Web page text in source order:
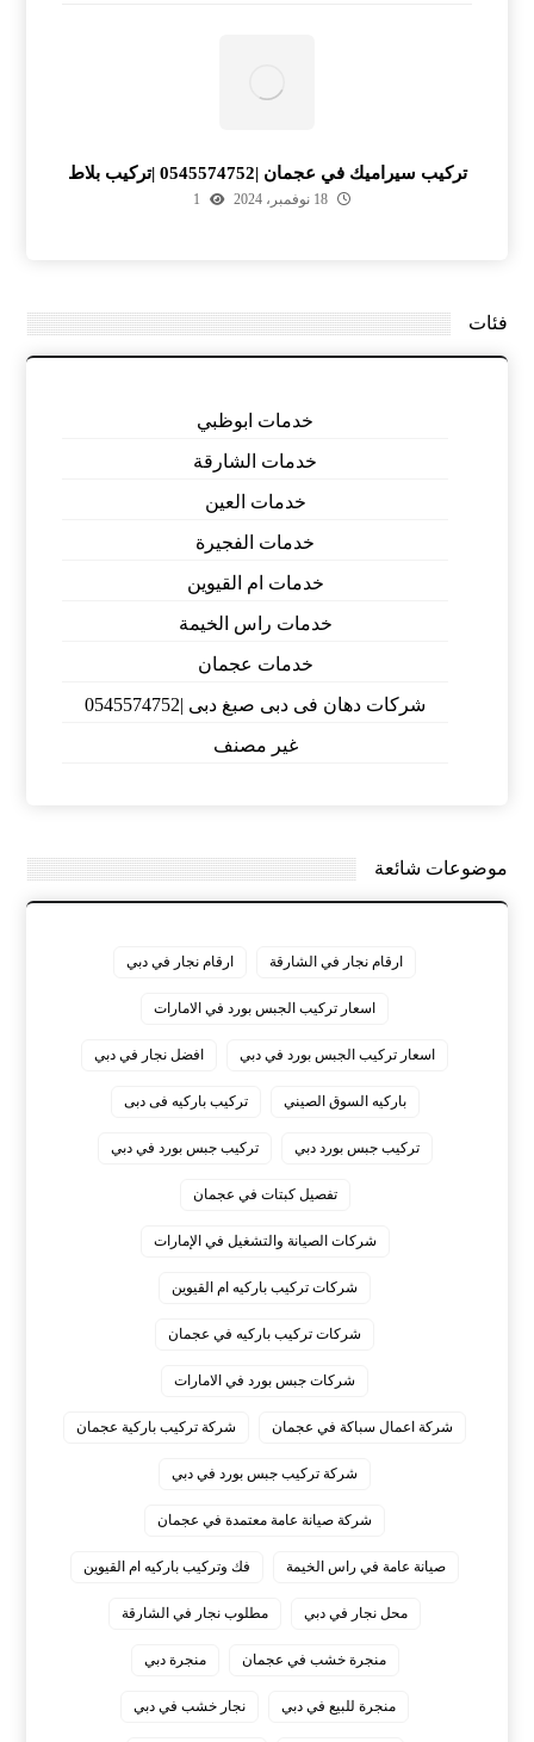
تركيب سيراميك في عجمان |0545574752 |تركيب بلاط
18 نوفمبر، 2024 1
فئات
خدمات ابوظبي
خدمات الشارقة
خدمات العين
خدمات الفجيرة
خدمات ام القيوين
خدمات راس الخيمة
خدمات عجمان
شركات دهان فى دبى صبغ دبى |0545574752
غير مصنف
موضوعات شائعة
ارقام نجار في الشارقة ارقام نجار في دبي
اسعار تركيب الجبس بورد في الامارات
اسعار تركيب الجبس بورد في دبي افضل نجار في دبي
باركيه السوق الصيني تركيب باركيه فى دبى
تركيب جبس بورد دبي تركيب جبس بورد في دبي
تفصيل كبتات في عجمان
شركات الصيانة والتشغيل في الإمارات
شركات تركيب باركيه ام القيوين
شركات تركيب باركيه في عجمان
شركات جبس بورد في الامارات
شركة اعمال سباكة في عجمان شركة تركيب باركية عجمان
شركة تركيب جبس بورد في دبي
شركة صيانة عامة معتمدة في عجمان
صيانة عامة في راس الخيمة فك وتركيب باركيه ام القيوين
محل نجار في دبي مطلوب نجار في الشارقة
منجرة خشب في عجمان منجرة دبي
منجرة للبيع في دبي نجار خشب في دبي